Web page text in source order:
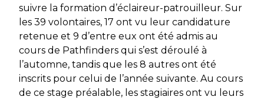
suivre la formation d’éclaireur-patrouilleur. Sur
les 39 volontaires, 17 ont vu leur candidature
retenue et 9 d’entre eux ont été admis au
cours de Pathfinders qui s’est déroulé à
l’automne, tandis que les 8 autres ont été
inscrits pour celui de l’année suivante. Au cours
de ce stage préalable, les stagiaires ont vu leurs